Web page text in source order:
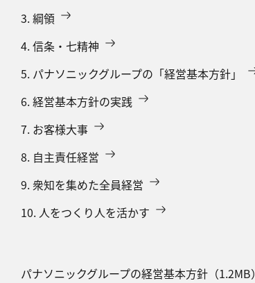
3. 綱領
4. 信条・七精神
5. パナソニックグループの「経営基本方針」
6. 経営基本方針の実践
7. お客様大事
8. 自主責任経営
9. 衆知を集めた全員経営
10. 人をつくり人を活かす
パナソニックグループの経営基本方針（1.2MB）